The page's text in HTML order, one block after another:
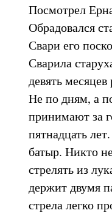
Посмотрел
Обрадовался
Свари его
Сварила
девять
Не по дням, а
принимают за
пятнадцать
батыр. Никто
стрелять из
держит двумя
стрела легко